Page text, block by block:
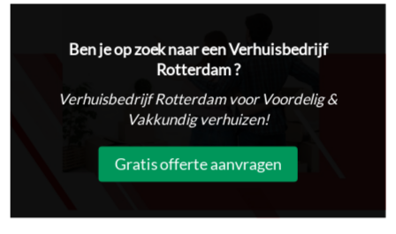
Ben je op zoek naar een Verhuisbedrijf
Rotterdam ?
Verhuisbedrijf Rotterdam voor Voordelig &
Vakkundig verhuizen!
Gratis offerte aanvragen